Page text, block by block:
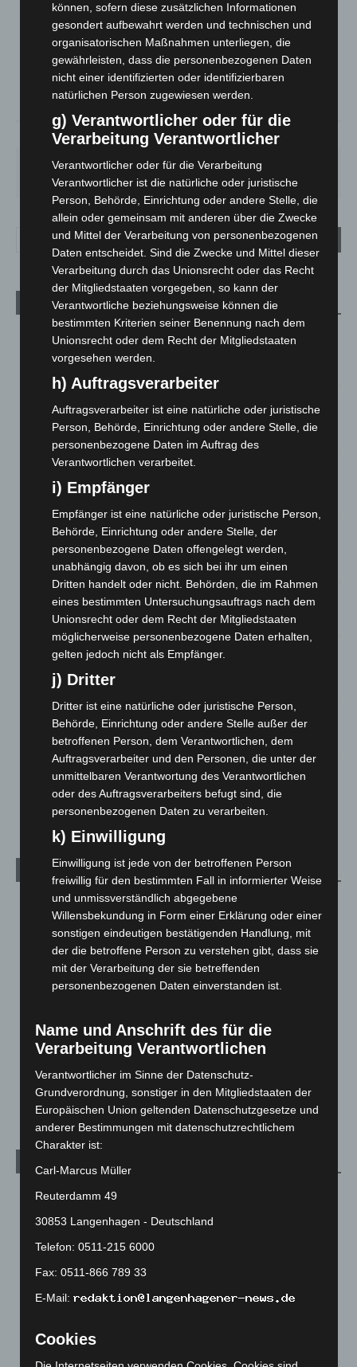
LANGENHAGEN
Mäßig Bewölkt
16.4°C 16.8°
14.9
78% 3m/s 26%
FR.
21°
SA.
26°
SO.
32°
MO.
30 ° 24
Aktuelle Beiträge
Hannover: Erste Tigermücken-Population in Niedersachsen
7. August 2026
eingedämmt
6. August 2026
Region Hannover: 21 neue Notfallsanitäter starten beim
Roten Kreuz
5. August 2026
Mann läuft mit Hockeyschläger über A7 – Polizei sucht
Zeugen
5. August 2026
Celle: Mensch stirbt bei Bagger-Unfall auf Baustelle
5. August 2026
Gasleitung bei McDonald’s-Umbau in Langenhagen
5. August 2026
Anklage nach Abschaltung von „Archetyp Market“ erhoben
3. August 2026
Hannover: Polizei stoppt 166 Trunkenheitsfahrten bei
Großkontrolle
Kategorien
Blaulicht
Corona-News
Hannover und Region
5.036
Langenhagen und Ortsteile
Menschen
Über uns
Veranstaltungen
Welt
1.269
August 2026(11)
Juli 2026 (73)
Juni 2026 (139)
Mai 2026(99)
April 2026
(99)
Februar 2026
Januar 2026(122)
können, sofern diese zusätzlichen Informationen
gesondert aufbewahrt werden und technischen und
organisatorischen Maßnahmen unterliegen, die
gewährleisten, dass die personenbezogenen Daten
nicht einer identifizierten oder identifizierbaren
natürlichen Person zugewiesen werden.
g) Verantwortlicher oder für die
Verarbeitung Verantwortlicher
Verantwortlicher oder für die Verarbeitung
Verantwortlicher ist die natürliche oder juristische
Person, Behörde, Einrichtung oder andere Stelle, die
allein oder gemeinsam mit anderen über die Zwecke
und Mittel der Verarbeitung von personenbezogenen
Daten entscheidet. Sind die Zwecke und Mittel dieser
Verarbeitung durch das Unionsrecht oder das Recht
der Mitgliedstaaten vorgegeben, so kann der
Verantwortliche beziehungsweise können die
bestimmten Kriterien seiner Benennung nach dem
Unionsrecht oder dem Recht der Mitgliedstaaten
vorgesehen werden.
h) Auftragsverarbeiter
Auftragsverarbeiter ist eine natürliche oder juristische
Person, Behörde, Einrichtung oder andere Stelle, die
personenbezogene Daten im Auftrag des
Verantwortlichen verarbeitet.
i) Empfänger
Empfänger ist eine natürliche oder juristische Person,
Behörde, Einrichtung oder andere Stelle, der
personenbezogene Daten offengelegt werden,
unabhängig davon, ob es sich bei ihr um einen
Dritten handelt oder nicht. Behörden, die im Rahmen
eines bestimmten Untersuchungsauftrags nach dem
Unionsrecht oder dem Recht der Mitgliedstaaten
möglicherweise personenbezogene Daten erhalten,
gelten jedoch nicht als Empfänger.
j) Dritter
Dritter ist eine natürliche oder juristische Person,
Behörde, Einrichtung oder andere Stelle außer der
betroffenen Person, dem Verantwortlichen, dem
Auftragsverarbeiter und den Personen, die unter der
unmittelbaren Verantwortung des Verantwortlichen
oder des Auftragsverarbeiters befugt sind, die
personenbezogenen Daten zu verarbeiten.
k) Einwilligung
Einwilligung ist jede von der betroffenen Person
freiwillig für den bestimmten Fall in informierter Weise
und unmissverständlich abgegebene
Willensbekundung in Form einer Erklärung oder einer
sonstigen eindeutigen bestätigenden Handlung, mit
der die betroffene Person zu verstehen gibt, dass sie
mit der Verarbeitung der sie betreffenden
personenbezogenen Daten einverstanden ist.
Name und Anschrift des für die
Verarbeitung Verantwortlichen
Verantwortlicher im Sinne der Datenschutz-
Grundverordnung, sonstiger in den Mitgliedstaaten der
Europäischen Union geltenden Datenschutzgesetze und
anderer Bestimmungen mit datenschutzrechtlichem
Charakter ist:
Carl-Marcus Müller
Reuterdamm 49
30853 Langenhagen - Deutschland
Telefon: 0511-215 6000
Fax: 0511-866 789 33
E-Mail:
Cookies